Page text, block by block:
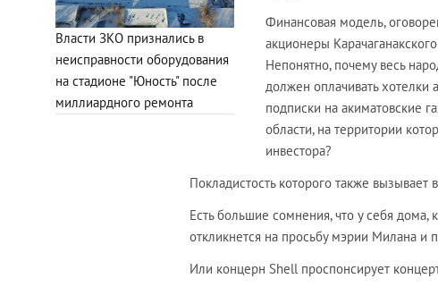
Власти ЗКО признались в
неисправности оборудования
на стадионе "Юность" после
миллиардного ремонта
Финансовая модель,
акционеры
Непонятно, почему весь
должен оплачивать хотелки
подписки на акиматовские
области, на территории
инвестора?
Покладистость которого также вызывает
Есть большие сомнения, что у себя
откликнется на просьбу мэрии Милана и
Или концерн Shell проспонсирует